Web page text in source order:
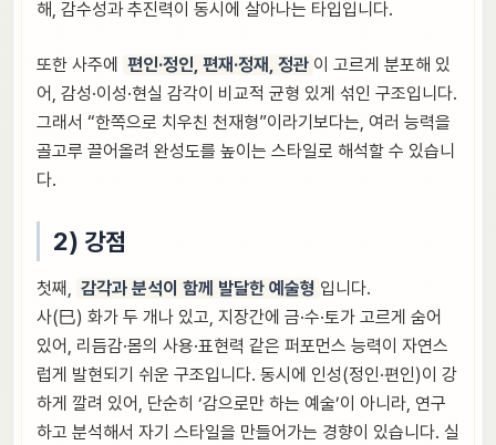
해, 감수성과 추진력이 동시에 살아나는 타입입니다.
또한 사주에 편인·정인, 편재·정재, 정관 이 고르게 분포해 있
어, 감성·이성·현실 감각이 비교적 균형 있게 섞인 구조입니다.
그래서 “한쪽으로 치우친 천재형”이라기보다는, 여러 능력을
골고루 끌어올려 완성도를 높이는 스타일로 해석할 수 있습니
다.
2) 강점
첫째, 감각과 분석이 함께 발달한 예술형 입니다.
사(巳) 화가 두 개나 있고, 지장간에 금·수·토가 고르게 숨어
있어, 리듬감·몸의 사용·표현력 같은 퍼포먼스 능력이 자연스
럽게 발현되기 쉬운 구조입니다. 동시에 인성(정인·편인)이 강
하게 깔려 있어, 단순히 ‘감으로만 하는 예술’이 아니라, 연구
하고 분석해서 자기 스타일을 만들어가는 경향이 있습니다. 실